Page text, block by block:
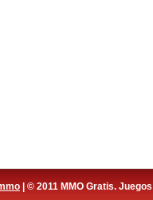
| © 2011 MMO Gratis.